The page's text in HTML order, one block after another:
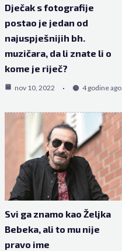
Dječak s fotografije
postao je jedan od
najuspješnijih bh.
muzičara, da li znate li o
kome je riječ?
nov 10, 2022 4 godine ago
Svi ga znamo kao Željka
Bebeka, ali to mu nije
pravo ime